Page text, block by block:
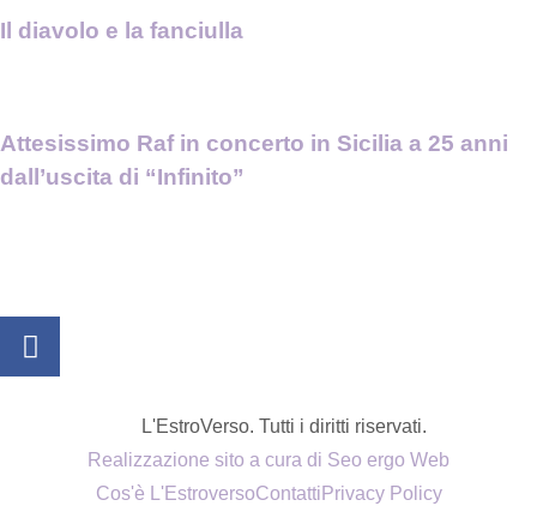
Il diavolo e la fanciulla
Attesissimo Raf in concerto in Sicilia a 25 anni
dall’uscita di “Infinito”
L'EstroVerso. Tutti i diritti riservati.
Realizzazione sito a cura di Seo ergo Web
Cos'è L'EstroversoContatti Privacy Policy